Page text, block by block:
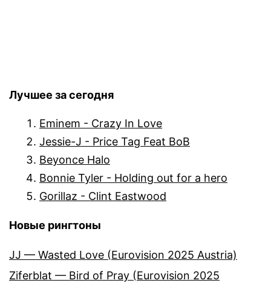
Лучшее за сегодня
Eminem - Crazy In Love
Jessie-J - Price Tag Feat BoB
Beyonce Halo
Bonnie Tyler - Holding out for a hero
Gorillaz - Clint Eastwood
Новые рингтоны
JJ — Wasted Love (Eurovision 2025 Austria)
Ziferblat — Bird of Pray (Eurovision 2025